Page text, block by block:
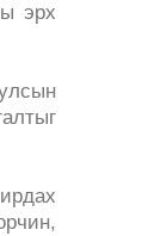
эрх